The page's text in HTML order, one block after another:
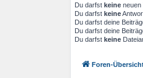
Du darfst keine neuen
Du darfst keine
Du darfst deine
Du darfst deine
Du darfst keine
Foren-